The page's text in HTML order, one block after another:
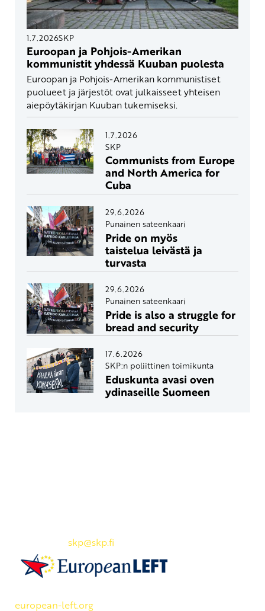
1.7.2026SKP
Euroopan ja Pohjois-Amerikan
kommunistit yhdessä Kuuban puolesta
Euroopan ja Pohjois-Amerikan kommunistiset
puolueet ja järjestöt ovat julkaisseet yhteisen
aiepöytäkirjan Kuuban tukemiseksi.
1.7.2026
SKP
Communists from Europe
and North America for
Cuba
29.6.2026
Punainen sateenkaari
Pride on myös
taistelua leivästä ja
turvasta
29.6.2026
Punainen sateenkaari
Pride is also a struggle for
bread and security
17.6.2026
SKP:n poliittinen toimikunta
Eduskunta avasi oven
ydinaseille Suomeen
skp@skp.fi
european-left.org